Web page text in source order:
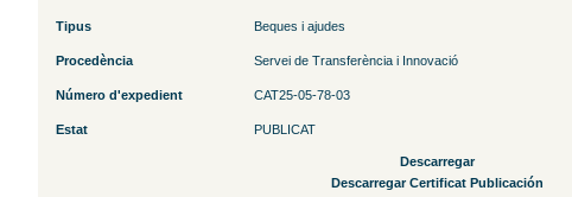
Tipus Beques i ajudes
Procedència Servei de Transferència i Innovació
Número d'expedient CAT25-05-78-03
Estat PUBLICAT
Descarregar
Descarregar Certificat Publicación